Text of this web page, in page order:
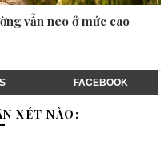
vẫn neo ở mức cao
FACEBOOK
XÉT NÀO: